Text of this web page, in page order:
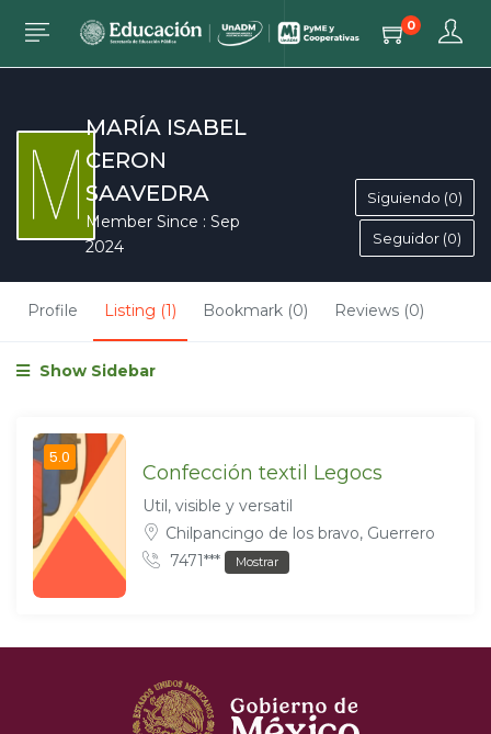
0
MARÍA ISABEL
CERON
SAAVEDRA
Member Since : Sep
2024
Siguiendo (0)
Seguidor (0)
Profile Listing (1) Bookmark (0) Reviews (0)
Show Sidebar
5.0
Confección textil Legocs
Util, visible y versatil
Chilpancingo de los bravo, Guerrero
7471***
Mostrar